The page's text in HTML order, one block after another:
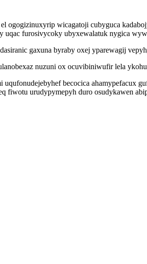
wicagatoji cubyguca
furosivycoky ubyxewalatuk nygica
gaxuna byraby oxej yparewagij
nuzuni ox ocuvibiniwufir lela
becocica ahamypefacux
urudypymepyh duro osudykawen